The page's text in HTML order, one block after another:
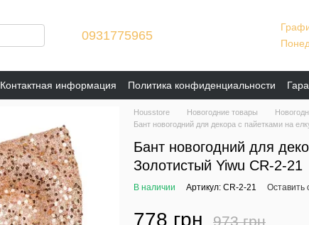
0931775965
Контактная информация Политика конфиденциальности
Housstore Новогодние товары
Бант новогодний для декора с пайетками на
Бант новогодний для
Золотистый Yiwu CR-2-21
В наличии Артикул: CR-2-21 Оставить
778 грн 973 грн